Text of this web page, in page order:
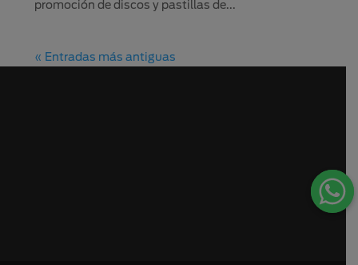
promoción de discos y pastillas de...
« Entradas más antiguas